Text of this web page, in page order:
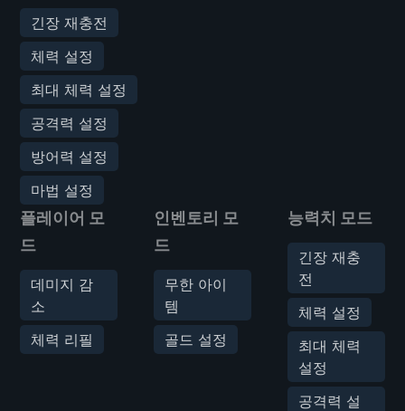
긴장 재충전
체력 설정
최대 체력 설정
공격력 설정
방어력 설정
마법 설정
플레이어 모
드
데미지 감
소
체력 리필
인벤토리 모
드
무한 아이
템
골드 설정
능력치 모드
긴장 재충
전
체력 설정
최대 체력
설정
공격력 설